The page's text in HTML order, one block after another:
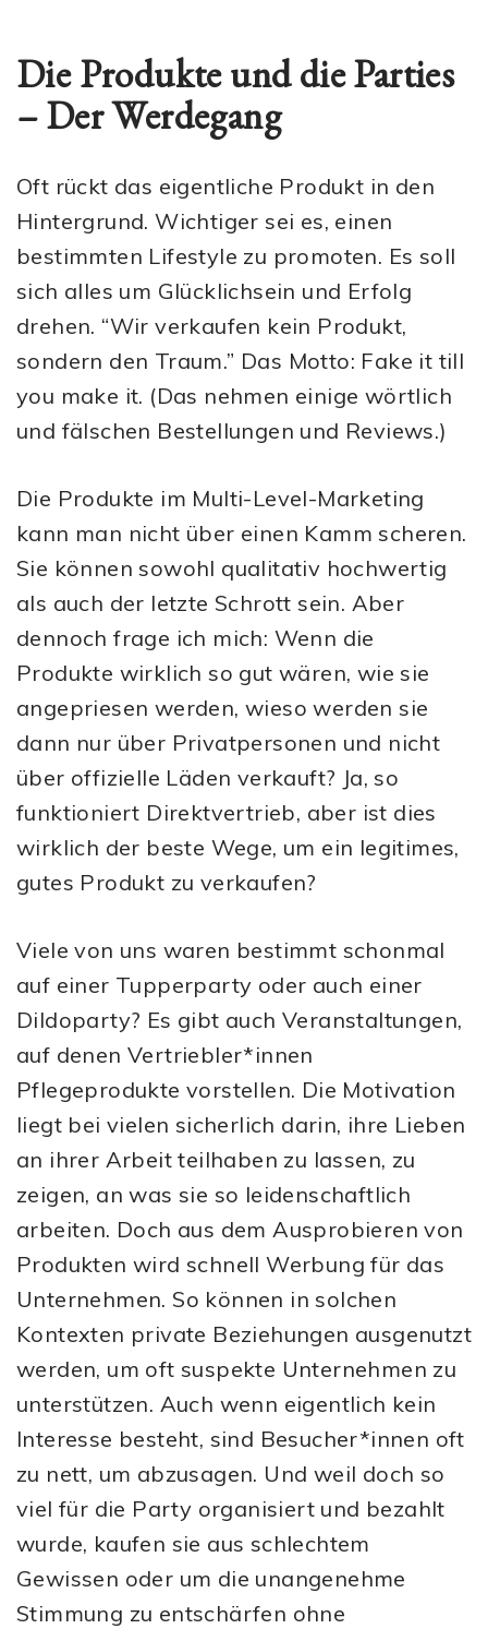
Die Produkte und die Parties
– Der Werdegang
Oft rückt das eigentliche Produkt in den
Hintergrund. Wichtiger sei es, einen
bestimmten Lifestyle zu promoten. Es soll
sich alles um Glücklichsein und Erfolg
drehen. “Wir verkaufen kein Produkt,
sondern den Traum.” Das Motto: Fake it till
you make it. (Das nehmen einige wörtlich
und fälschen Bestellungen und Reviews.)
Die Produkte im Multi-Level-Marketing
kann man nicht über einen Kamm scheren.
Sie können sowohl qualitativ hochwertig
als auch der letzte Schrott sein. Aber
dennoch frage ich mich: Wenn die
Produkte wirklich so gut wären, wie sie
angepriesen werden, wieso werden sie
dann nur über Privatpersonen und nicht
über offizielle Läden verkauft? Ja, so
funktioniert Direktvertrieb, aber ist dies
wirklich der beste Wege, um ein legitimes,
gutes Produkt zu verkaufen?
Viele von uns waren bestimmt schonmal
auf einer Tupperparty oder auch einer
Dildoparty? Es gibt auch Veranstaltungen,
auf denen Vertriebler*innen
Pflegeprodukte vorstellen. Die Motivation
liegt bei vielen sicherlich darin, ihre Lieben
an ihrer Arbeit teilhaben zu lassen, zu
zeigen, an was sie so leidenschaftlich
arbeiten. Doch aus dem Ausprobieren von
Produkten wird schnell Werbung für das
Unternehmen. So können in solchen
Kontexten private Beziehungen ausgenutzt
werden, um oft suspekte Unternehmen zu
unterstützen. Auch wenn eigentlich kein
Interesse besteht, sind Besucher*innen oft
zu nett, um abzusagen. Und weil doch so
viel für die Party organisiert und bezahlt
wurde, kaufen sie aus schlechtem
Gewissen oder um die unangenehme
Stimmung zu entschärfen ohne